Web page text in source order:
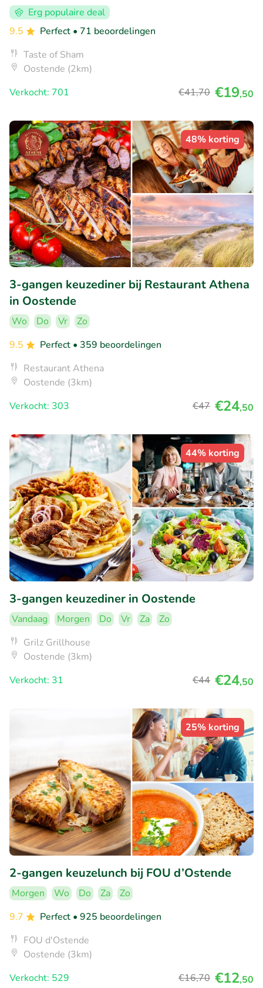
Erg populaire deal
9.5
Perfect • 71 beoordelingen
Taste of Sham
Oostende (2km)
Verkocht: 701
€41,70 €19,50
48% korting
3-gangen keuzediner bij Restaurant Athena
in Oostende
Wo Do Vr
Zo
9.5
Perfect • 359 beoordelingen
Restaurant Athena
Oostende (3km)
Verkocht: 303
€47 €24,50
44% korting
3-gangen keuzediner in Oostende
Vandaag Morgen Do Vr Za
Zo
Grilz Grillhouse
Oostende (3km)
Verkocht: 31
€44 €24,50
25% korting
2-gangen keuzelunch bij FOU d’Ostende
Morgen Wo Do Za
Zo
9.7
Perfect • 925 beoordelingen
FOU d'Ostende
Oostende (3km)
Verkocht: 529
€16,70 €12,50